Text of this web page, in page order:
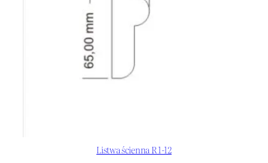
Listwa ścienna R 1-12